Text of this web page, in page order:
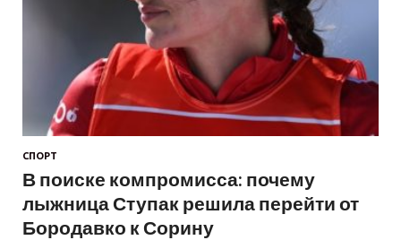
СПОРТ
В поиске компромисса: почему
лыжница Ступак решила перейти от
Бородавко к Сорину